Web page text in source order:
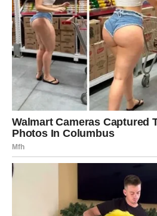
Vage koje su u vezi osjetit će
nježnosti nego u prethodnom
pokazati spremnost na
donijet će vam osjećaj sigurnosti i
Na porodičnom planu očekuje
koje su vas opterećivale polako
imati priliku provesti više
koje volite.
Ono što će vas posebno
konačno imate kontrolu nad
nećete dopuštati da tuđa
Upravo ta unutrašnja snaga